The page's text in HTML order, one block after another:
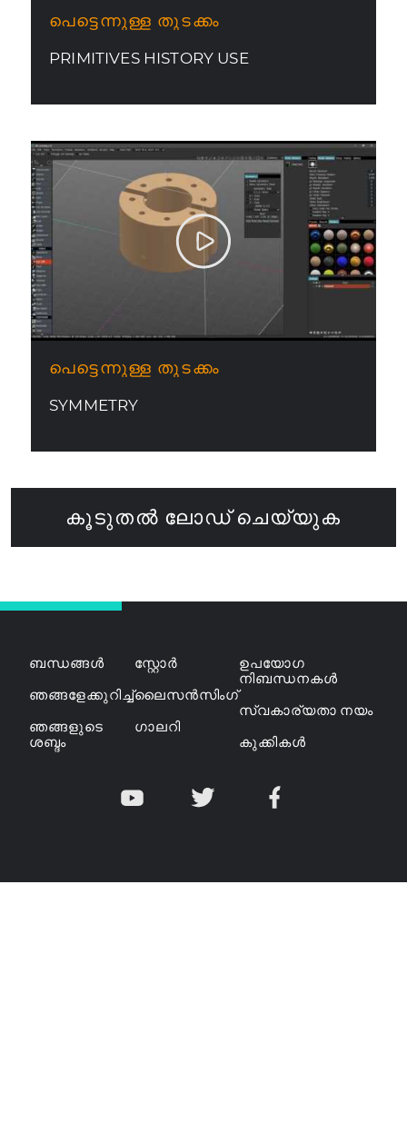
പെട്ടെന്നുള്ള തുടക്കം
PRIMITIVES HISTORY USE
പെട്ടെന്നുള്ള തുടക്കം
SYMMETRY
കൂടുതൽ ലോഡ് ചെയ്യുക
ബന്ധങ്ങൾ
ഞങ്ങളേക്കുറിച്ച്
ഞങ്ങളുടെ
ശബ്ദം
സ്റ്റോർ
ലൈസൻസിംഗ്
ഗാലറി
ഉപയോഗ
നിബന്ധനകൾ
സ്വകാര്യതാ നയം
കുക്കികൾ